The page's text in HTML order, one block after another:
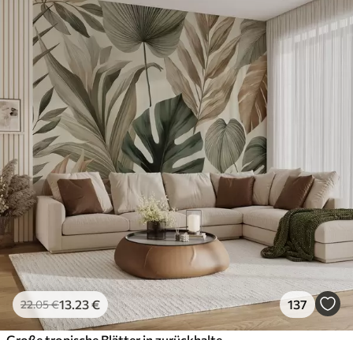
22.05€13 .23€ 137